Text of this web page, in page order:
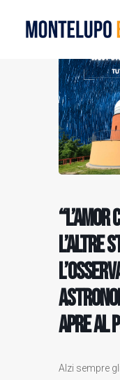
MONTELUPO SPORT DAYS
ESTATE A MONTELUPO
VISIT MONTELUPO
DOVE MANGIARE
RICERCA
l’altre
apre al
Alzi sempre